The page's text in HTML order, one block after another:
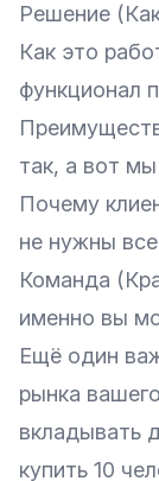
Решение
Как это
функционал
так, а вот
Почему
не нужны
Команда
именно вы
Ещё один
рынка
вкладывать
купить 10